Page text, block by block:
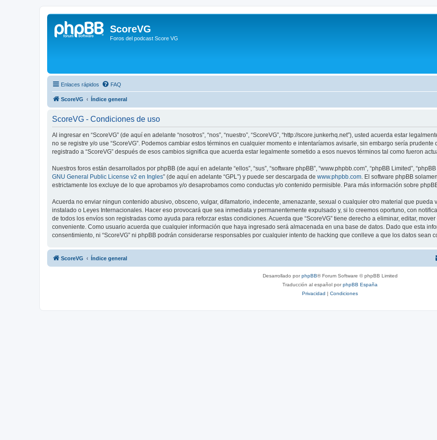
ScoreVG
Foros del podcast Score VG
Enlaces rápidos FAQ
ScoreVG Índice general
ScoreVG - Condiciones de uso
Al ingresar en “ScoreVG” (de aquí en adelante “nosotros”, “nos”, “nuestro”, “ScoreVG”, “http://score.junkerhq.net”), usted acuerda estar
no se registre y/o use “ScoreVG”. Podemos cambiar estos términos en cualquier momento e intentaríamos avisarle, sin embargo sería
registrado a “ScoreVG” después de esos cambios significa que acuerda estar legalmente sometido a esos nuevos términos tal como fueron
Nuestros foros están desarrollados por phpBB (de aquí en adelante “ellos”, “sus”, “software phpBB”, “www.phpbb.com”, “phpBB Limited”,
GNU General Public License v2 en Ingles” (de aquí en adelante “GPL”) y puede ser descargada de www.phpbb.com. El software phpBB
estrictamente los excluye de lo que aprobamos y/o desaprobamos como conductas y/o contenido permisible. Para más información sobre
Acuerda no enviar ningun contenido abusivo, obsceno, vulgar, difamatorio, indecente, amenazante, sexual o cualquier otro material que pueda
instalado o Leyes Internacionales. Hacer eso provocará que sea inmediata y permanentemente expulsado y, si lo creemos oportuno, con
de todos los envíos son registradas como ayuda para reforzar estas condiciones. Acuerda que “ScoreVG” tiene derecho a eliminar, editar,
conveniente. Como usuario acuerda que cualquier información que haya ingresado será almacenada en una base de datos. Dado que esta
consentimiento, ni “ScoreVG” ni phpBB podrán considerarse responsables por cualquier intento de hacking que conlleve a que los datos sean
ScoreVG Índice general
Desarrollado porphpBB® Forum Software © phpBB Limited
Traducción al español porphpBB España
Privacidad | Condiciones